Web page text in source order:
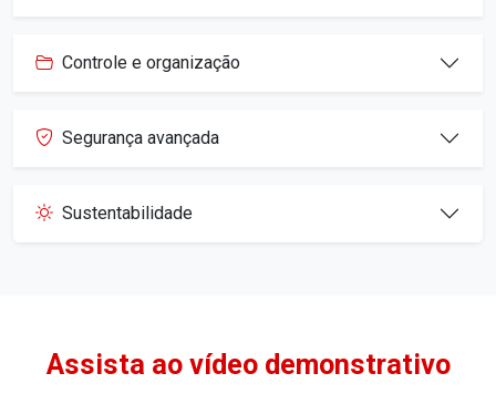
Controle e organização
Segurança avançada
Sustentabilidade
Assista ao vídeo demonstrativo